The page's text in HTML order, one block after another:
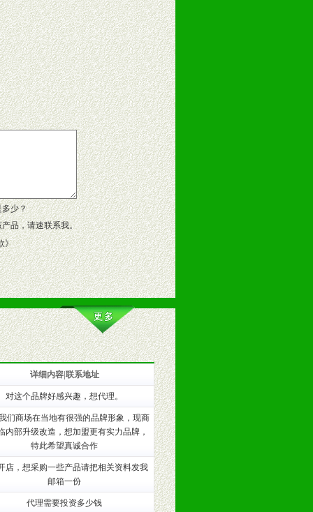
作手册、专柜咨询手册等各种市
。
多少？
品，请速联系我。
》
详细内容|联系地址
对这个品牌好感兴趣，想代理。
们商场在当地有很强的品牌形象，现商
内部升级改造，想加盟更有实力品牌，
特此希望真诚合作
店，想采购一些产品请把相关资料发我
邮箱一份
代理需要投资多少钱